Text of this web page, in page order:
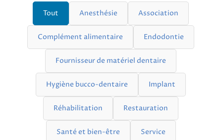
Tout Anesthésie Association
Complément alimentaire Endodontie
Fournisseur de matériel dentaire
Hygiène bucco-dentaire Implant
Réhabilitation Restauration
Santé et bien-être Service